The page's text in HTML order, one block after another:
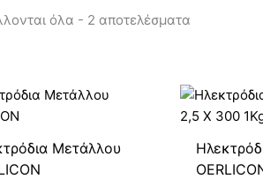
όλα - 2 αποτελέσματα
Μετάλλου